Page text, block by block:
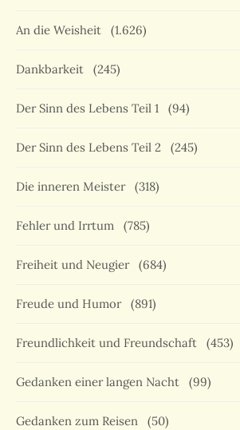
An die Weisheit (1.626)
Dankbarkeit (245)
Der Sinn des Lebens Teil 1 (94)
Der Sinn des Lebens Teil 2 (245)
Die inneren Meister (318)
Fehler und Irrtum (785)
Freiheit und Neugier (684)
Freude und Humor (891)
Freundlichkeit und Freundschaft (453)
Gedanken einer langen Nacht (99)
Gedanken zum Reisen (50)